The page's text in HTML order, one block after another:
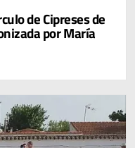
de Cipreses de
por María